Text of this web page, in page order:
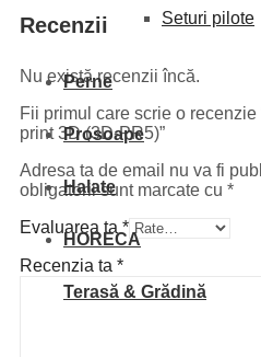
Seturi pilote
Perne
Prosoape
Halate
HORECA
Terasă & Grădină
Recenzii
Nu există recenzii încă.
Fii primul care scrie o recenzie
print 3D (3D-PR5)”
Adresa ta de email nu va fi
obligatorii sunt marcate cu *
Evaluarea ta *
Recenzia ta *